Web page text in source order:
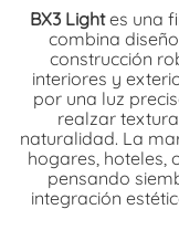
BX3 Lightes una
combina
construcción
interiores y
por una luz
realzar
naturalidad. La
hogares, hoteles,
pensando
integración